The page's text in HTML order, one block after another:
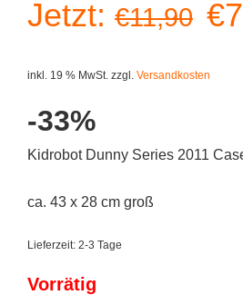
Jetzt: €11,90 €
inkl. 19 % MwSt. zzgl. Versandkosten
-33%
Kidrobot Dunny Series 2011
ca. 43 x 28 cm groß
Lieferzeit: 2-3 Tage
Vorrätig